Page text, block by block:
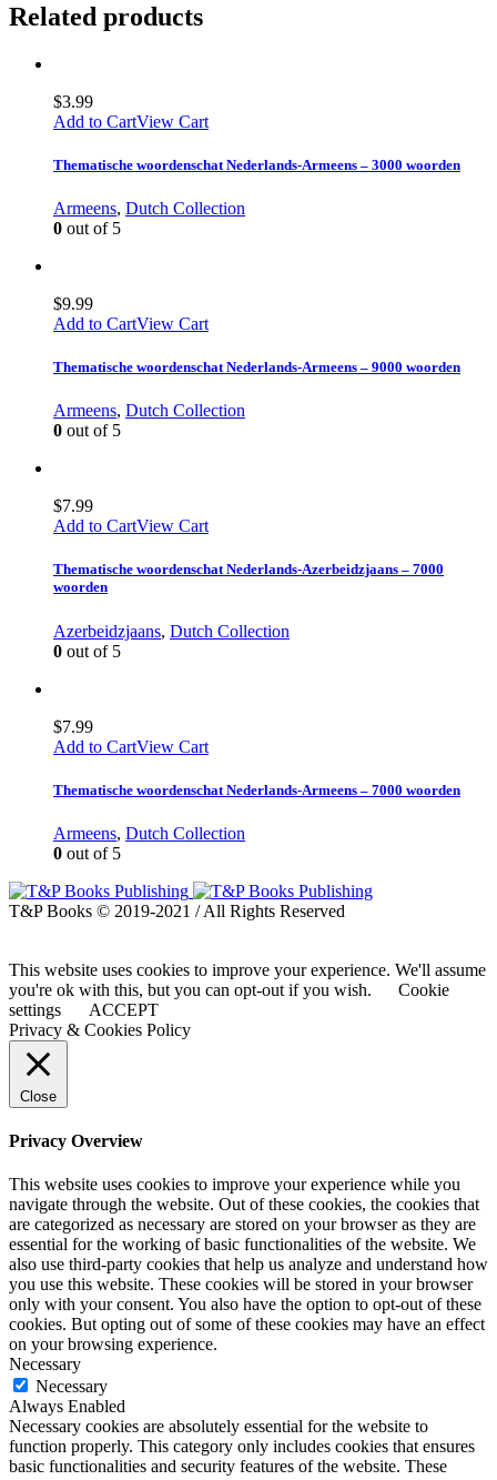
Related products
$3.99
Add to CartView Cart
Thematische woordenschat Nederlands-Armeens – 3000 woorden
Armeens, Dutch Collection
0 out of 5
$9.99
Add to CartView Cart
Thematische woordenschat Nederlands-Armeens – 9000 woorden
Armeens, Dutch Collection
0 out of 5
$7.99
Add to CartView Cart
Thematische woordenschat Nederlands-Azerbeidzjaans – 7000
woorden
Azerbeidzjaans, Dutch Collection
0 out of 5
$7.99
Add to CartView Cart
Thematische woordenschat Nederlands-Armeens – 7000 woorden
Armeens, Dutch Collection
0 out of 5
T&P Books © 2019-2021 / All Rights Reserved
This website uses cookies to improve your experience. We'll assume
you're ok with this, but you can opt-out if you wish.
Cookie
settings
ACCEPT
Privacy & Cookies Policy
Close
Privacy Overview
This website uses cookies to improve your experience while you
navigate through the website. Out of these cookies, the cookies that
are categorized as necessary are stored on your browser as they are
essential for the working of basic functionalities of the website. We
also use third-party cookies that help us analyze and understand how
you use this website. These cookies will be stored in your browser
only with your consent. You also have the option to opt-out of these
cookies. But opting out of some of these cookies may have an effect
on your browsing experience.
Necessary
Necessary
Always Enabled
Necessary cookies are absolutely essential for the website to
function properly. This category only includes cookies that ensures
basic functionalities and security features of the website. These